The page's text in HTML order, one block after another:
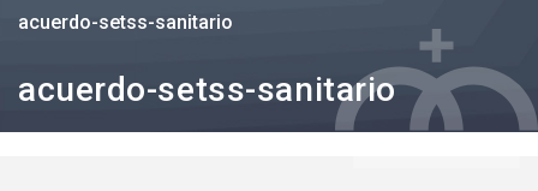
acuerdo-setss-sanitario
acuerdo-setss-sanitario